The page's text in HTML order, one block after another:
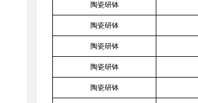
陶瓷研钵
陶瓷研钵
陶瓷研钵
陶瓷研钵
陶瓷研钵